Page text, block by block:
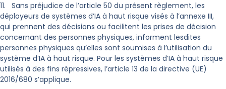
11. Sans préjudice de l’article 50 du présent règlement, les
déployeurs de systèmes d’IA à haut risque visés à l’annexe III,
qui prennent des décisions ou facilitent les prises de décision
concernant des personnes physiques, informent lesdites
personnes physiques qu’elles sont soumises à l’utilisation du
système d’IA à haut risque. Pour les systèmes d’IA à haut risque
utilisés à des fins répressives, l’article 13 de la directive (UE)
2016/680 s’applique.